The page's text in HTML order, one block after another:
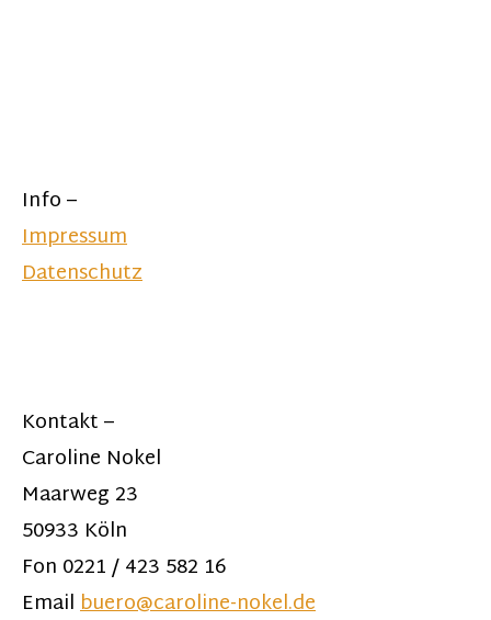
Info –
Impressum
Datenschutz
Kontakt –
Caroline Nokel
Maarweg 23
50933 Köln
Fon 0221 / 423 582 16
Emailbuero@caroline-nokel.de